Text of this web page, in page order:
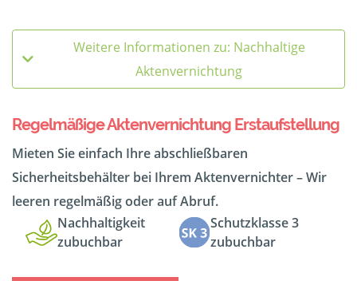
Weitere Informationen zu: Nachhaltige
Aktenvernichtung
Regelmäßige Aktenvernichtung Erstaufstellung
Mieten Sie einfach Ihre abschließbaren
Sicherheitsbehälter bei Ihrem Aktenvernichter – Wir
leeren regelmäßig oder auf Abruf.
Nachhaltigkeit
zubuchbar
Schutzklasse 3
zubuchbar